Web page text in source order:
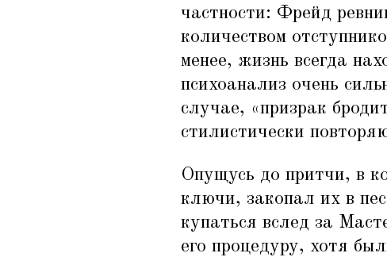
частности: Фрейд
количеством
менее, жизнь всегда
психоанализ очень
случае, «призрак
стилистически
Опущусь до притчи, в
ключи, закопал их в
купаться вслед за
его процедуру, хотя